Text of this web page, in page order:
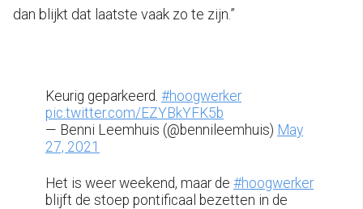
dan blijkt dat laatste vaak zo te zijn.”
Keurig geparkeerd. #hoogwerker
pic.twitter.com/EZYBkYFK5b
— Benni Leemhuis (@bennileemhuis) May
27, 2021
Het is weer weekend, maar de #hoogwerker
blijft de stoep pontificaal bezetten in de